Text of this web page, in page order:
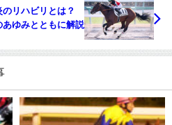
のリハビリとは？
ゆみとともに解説